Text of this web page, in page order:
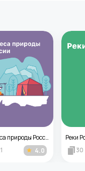
4.0
Чудеса природы России
Реки
30